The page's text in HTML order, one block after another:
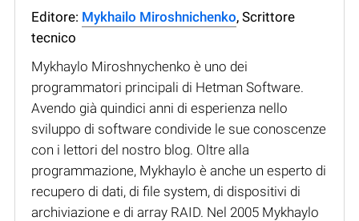
Editore: Mykhailo Miroshnichenko, Scrittore
tecnico
Mykhaylo Miroshnychenko è uno dei
programmatori principali di Hetman Software.
Avendo già quindici anni di esperienza nello
sviluppo di software condivide le sue conoscenze
con i lettori del nostro blog. Oltre alla
programmazione, Mykhaylo è anche un esperto di
recupero di dati, di file system, di dispositivi di
archiviazione e di array RAID. Nel 2005 Mykhaylo